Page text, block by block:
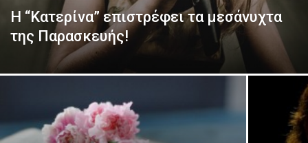
Η “Κατερίνα” επιστρέφει τα μεσάνυχτα
της Παρασκευής!